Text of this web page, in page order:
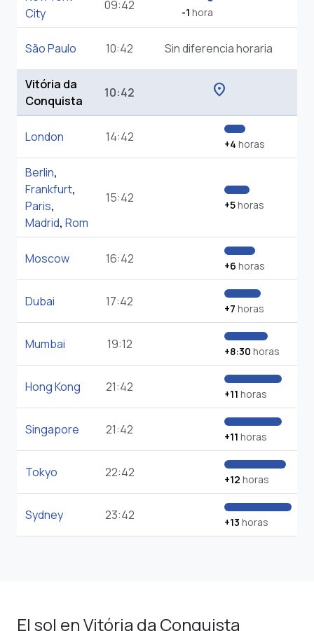
City
09:42 -1 hora
São Paulo 10:42 Sin diferencia horaria
Vitória da
Conquista
10:42 location_on
London 14:42 +4 horas
Berlin,
Frankfurt,
Paris,
Madrid, Rom
15:42 +5horas
Moscow 16:42 +6 horas
Dubai 17:42 +7 horas
Mumbai 19:12 +8:30 horas
Hong Kong 21:42 +11 horas
Singapore 21:42 +11 horas
Tokyo 22:42 +12 horas
Sydney 23:42 +13 horas
El sol en Vitória da Conquista